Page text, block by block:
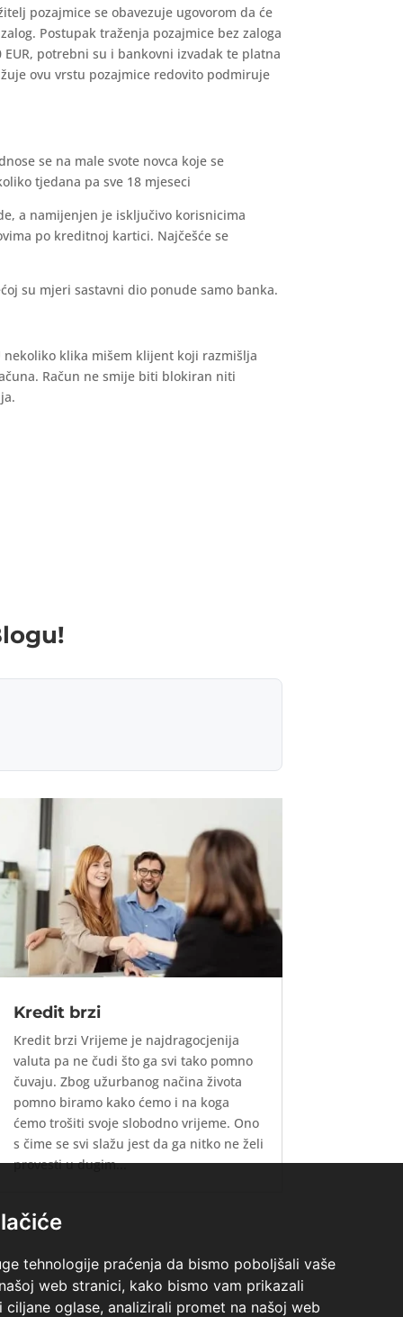
tehnologije praćenja da bismo poboljšali vaše
web stranici, kako bismo vam prikazali
oglase, analizirali promet na našoj web
pozajmice se obavezuje ugovorom da će
Postupak traženja pozajmice bez zaloga
potrebni su i bankovni izvadak te platna
ovu vrstu pozajmice redovito podmiruje
se na male svote novca koje se
tjedana pa sve 18 mjeseci
a namijenjen je isključivo korisnicima
po kreditnoj kartici. Najčešće se
su mjeri sastavni dio ponude samo banka.
klika mišem klijent koji razmišlja
Račun ne smije biti blokiran niti
Kredit brzi
Kredit brzi Vrijeme je najdragocjenija
valuta pa ne čudi što ga svi tako pomno
čuvaju. Zbog užurbanog načina života
pomno biramo kako ćemo i na koga
ćemo trošiti svoje slobodno vrijeme. Ono
s čime se svi slažu jest da ga nitko ne želi
provesti u dugim...